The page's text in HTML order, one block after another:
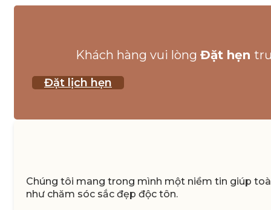
Khách hàng vui lòng Đặt hẹn
Đặt lịch hẹn
Chúng tôi mang trong mình một niềm tin giúp
như chăm sóc sắc đẹp độc tôn.